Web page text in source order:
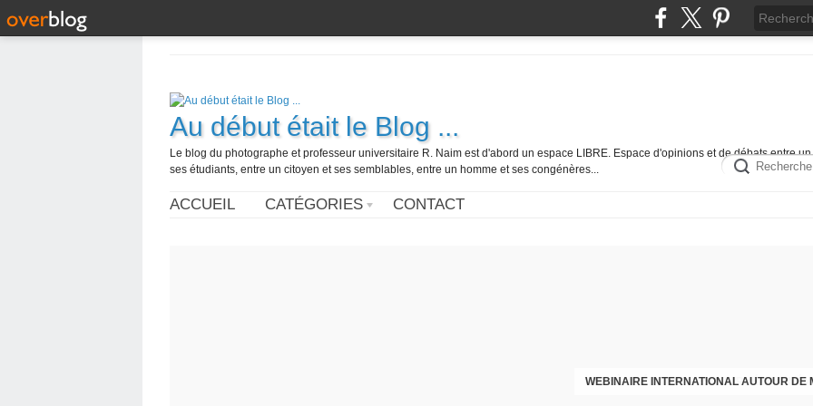
Au début était le Blog ...
Le blog du photographe et professeur universitaire R. Naim est d'abord un espace LIBRE. Espace d'opinions et de débats entre
ses étudiants, entre un citoyen et ses semblables, entre un homme et ses congénères...
ACCUEIL CATÉGORIES CONTACT